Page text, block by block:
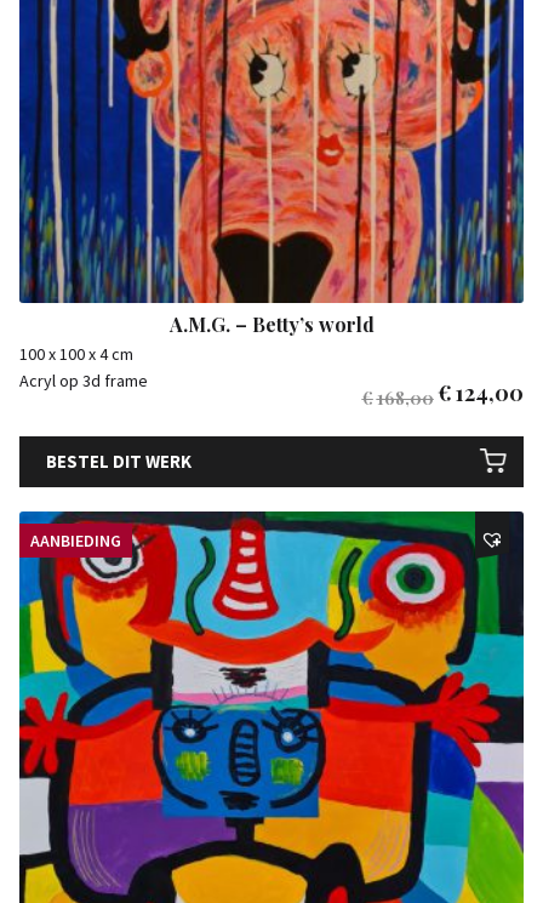
A.M.G. – Betty’s world
100 x 100 x 4 cm
Acryl op 3d frame
€168,00€124,00
BESTEL DIT WERK
AANBIEDING